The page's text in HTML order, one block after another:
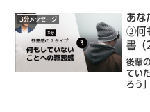
くほ
て、
は...
3分メッセージ
あな
③何
書（
後輩
てい
ろう
なト
ポー